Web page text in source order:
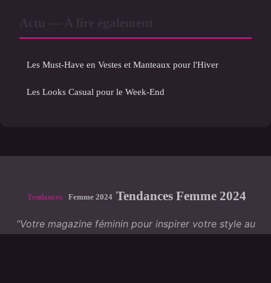
Les Must-Have en Vestes et Manteaux pour l'Hiver
Les Looks Casual pour le Week-End
Tendances Femme 2024
“Votre magazine féminin pour inspirer votre style au